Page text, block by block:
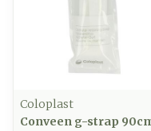
Coloplast
Conveen g-strap